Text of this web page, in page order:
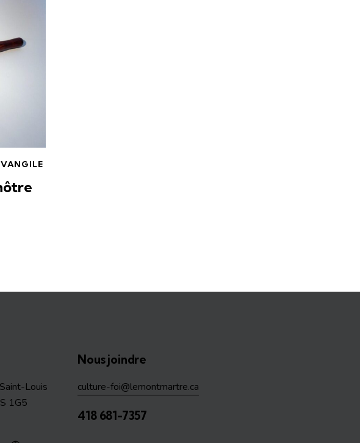
Louis
1G5
Nous joindre
culture-foi@lemontmartre.ca
418 681-7357